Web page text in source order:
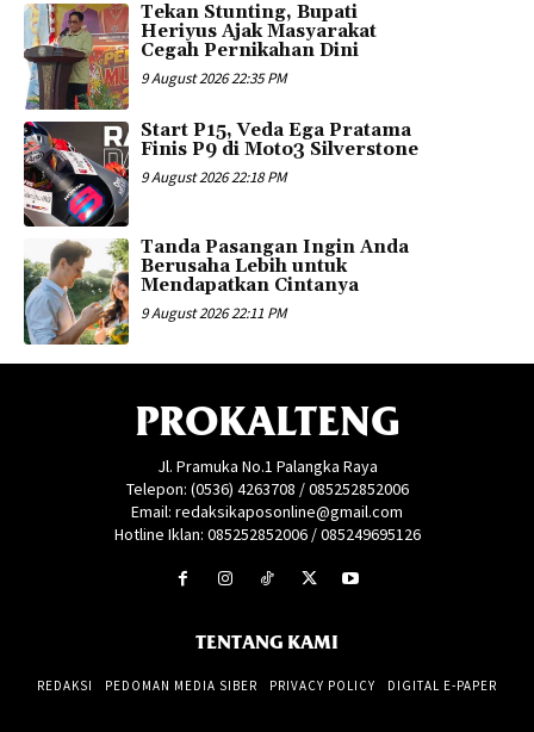
Tekan Stunting, Bupati
Heriyus Ajak Masyarakat
Cegah Pernikahan Dini
9 August 2026 22:35 PM
Start P15, Veda Ega Pratama
Finis P9 di Moto3 Silverstone
9 August 2026 22:18 PM
Tanda Pasangan Ingin Anda
Berusaha Lebih untuk
Mendapatkan Cintanya
9 August 2026 22:11 PM
PROKALTENG
Jl. Pramuka No.1 Palangka Raya
Telepon: (0536) 4263708 / 085252852006
Email: redaksikaposonline@gmail.com
Hotline Iklan: 085252852006 / 085249695126
TENTANG KAMI
REDAKSI PEDOMAN MEDIA SIBER PRIVACY POLICY DIGITAL E-PAPER